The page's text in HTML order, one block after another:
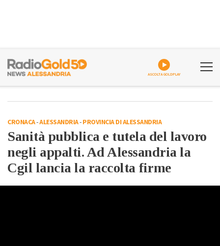
CRONACA-ALESSANDRIA-PROVINCIA DI ALESSANDRIA
Sanità pubblica e tutela del lavoro
negli appalti. Ad Alessandria la
Cgil lancia la raccolta firme